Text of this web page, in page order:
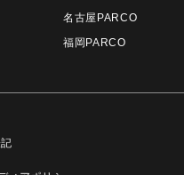
名古屋PARCO
福岡PARCO